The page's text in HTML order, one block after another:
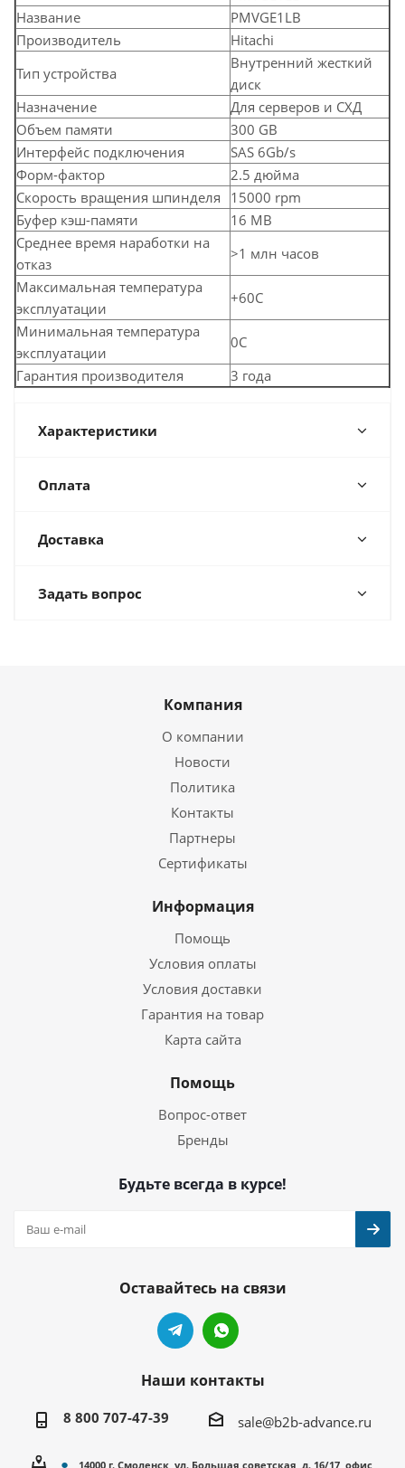
Название
PMVGE1LB
Производитель
Hitachi
Тип устройства
Внутренний жесткий
диск
Назначение
Для серверов и СХД
Объем памяти
300 GB
Интерфейс подключения
SAS 6Gb/s
Форм-фактор
2.5 дюйма
Скорость вращения шпинделя
15000 rpm
Буфер кэш-памяти
16 MB
Среднее время наработки на
отказ
>1 млн часов
Максимальная температура
эксплуатации
+60C
Минимальная температура
эксплуатации
0C
Гарантия производителя
3 года
Характеристики
Оплата
Доставка
Задать вопрос
Компания
О компании
Новости
Политика
Контакты
Партнеры
Сертификаты
Информация
Помощь
Условия оплаты
Условия доставки
Гарантия на товар
Карта сайта
Помощь
Вопрос-ответ
Бренды
Будьте всегда в курсе!
Оставайтесь на связи
Наши контакты
8 800 707-47-39 sale@b2b-advance.ru
14000 г. Смоленск, ул. Большая советская, д. 16/17, офис